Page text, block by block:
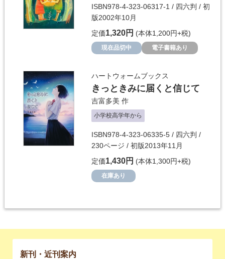
ISBN978-4-323-06317-1 / 四六判 / 初
版2002年10月
定価1,320円 (本体1,200円+税)
現在品切中 電子書籍あり
ハートウォームブックス
きっときみに届くと信じて
吉富多美 作
小学校高学年から
ISBN978-4-323-06335-5 / 四六判 /
230ページ / 初版2013年11月
定価1,430円 (本体1,300円+税)
在庫あり
新刊・近刊案内